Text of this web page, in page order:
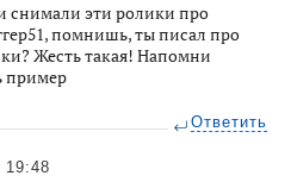
снимали эти ролики про
помнишь, ты писал про
Жесть такая! Напомни
пример
Ответить
19:48